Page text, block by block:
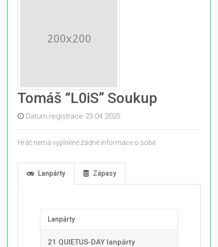
Tomáš “L0iS” Soukup
Datum registrace 23.04.2025
Hráč nemá vyplněné žádné informace o sobě.
Lanpárty Zápasy
Lanpárty
21 QUIETUS-DAY lanpárty